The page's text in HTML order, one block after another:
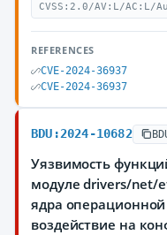
CVSS:2.0/AV:L/AC:L/
REFERENCES
CVE-2024-36937
CVE-2024-36937
BDU:2024-10682
Уязвимость
модуле drivers/net/
ядра
воздействие на